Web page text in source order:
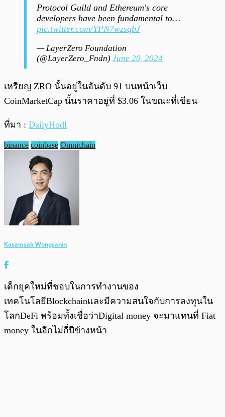
Protocol Guild and Ethereum's core
developers have been fundamental to…
pic.twitter.com/YPN7wzsqbJ
— LayerZero Foundation
(@LayerZero_Fndn) June 20, 2024
เหรียญ ZRO นั้นอยู่ในอันดับ 91 บนหน้าเว็บ
CoinMarketCap นั้นราคาอยู่ที่ $3.06 ในขณะที่เขียน
ที่มา : DailyHodl
binance coinbase Omnichain
Kasamsak Wongsanin
เด็กยุคใหม่ที่ชอบในการทำงานของ
เทคโนโลยีBlockchainและมีความสนใจกับการลงทุนใน
โลกDeFi พร้อมทั้งเชื่อว่าDigital money จะมาแทนที่ Fiat
money ในอีกไม่กี่ปีข้างหน้า